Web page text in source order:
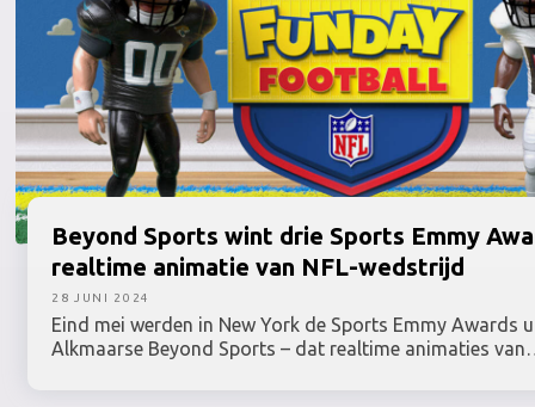
Beyond Sports wint drie Sports Emmy
realtime animatie van NFL-wedstrijd
Eind mei werden in New York de Sports Emmy Awards
Alkmaarse Beyond Sports – dat realtime animaties van
28 JUNI 2024